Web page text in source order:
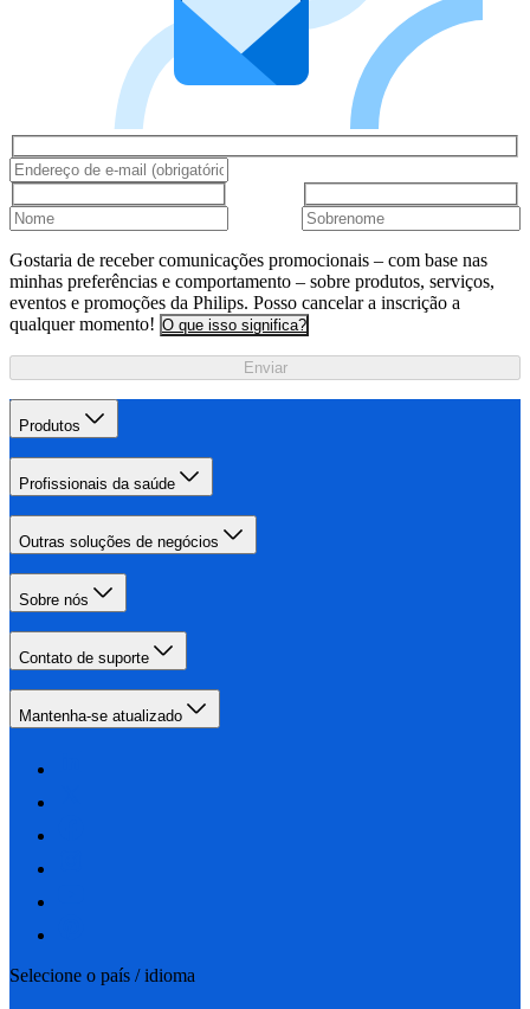
Gostaria de receber comunicações promocionais – com base nas
minhas preferências e comportamento – sobre produtos, serviços,
eventos e promoções da Philips. Posso cancelar a inscrição a
qualquer momento! O que isso significa?
Enviar
Produtos
Profissionais da saúde
Outras soluções de negócios
Sobre nós
Contato de suporte
Mantenha-se atualizado
Selecione o país / idioma